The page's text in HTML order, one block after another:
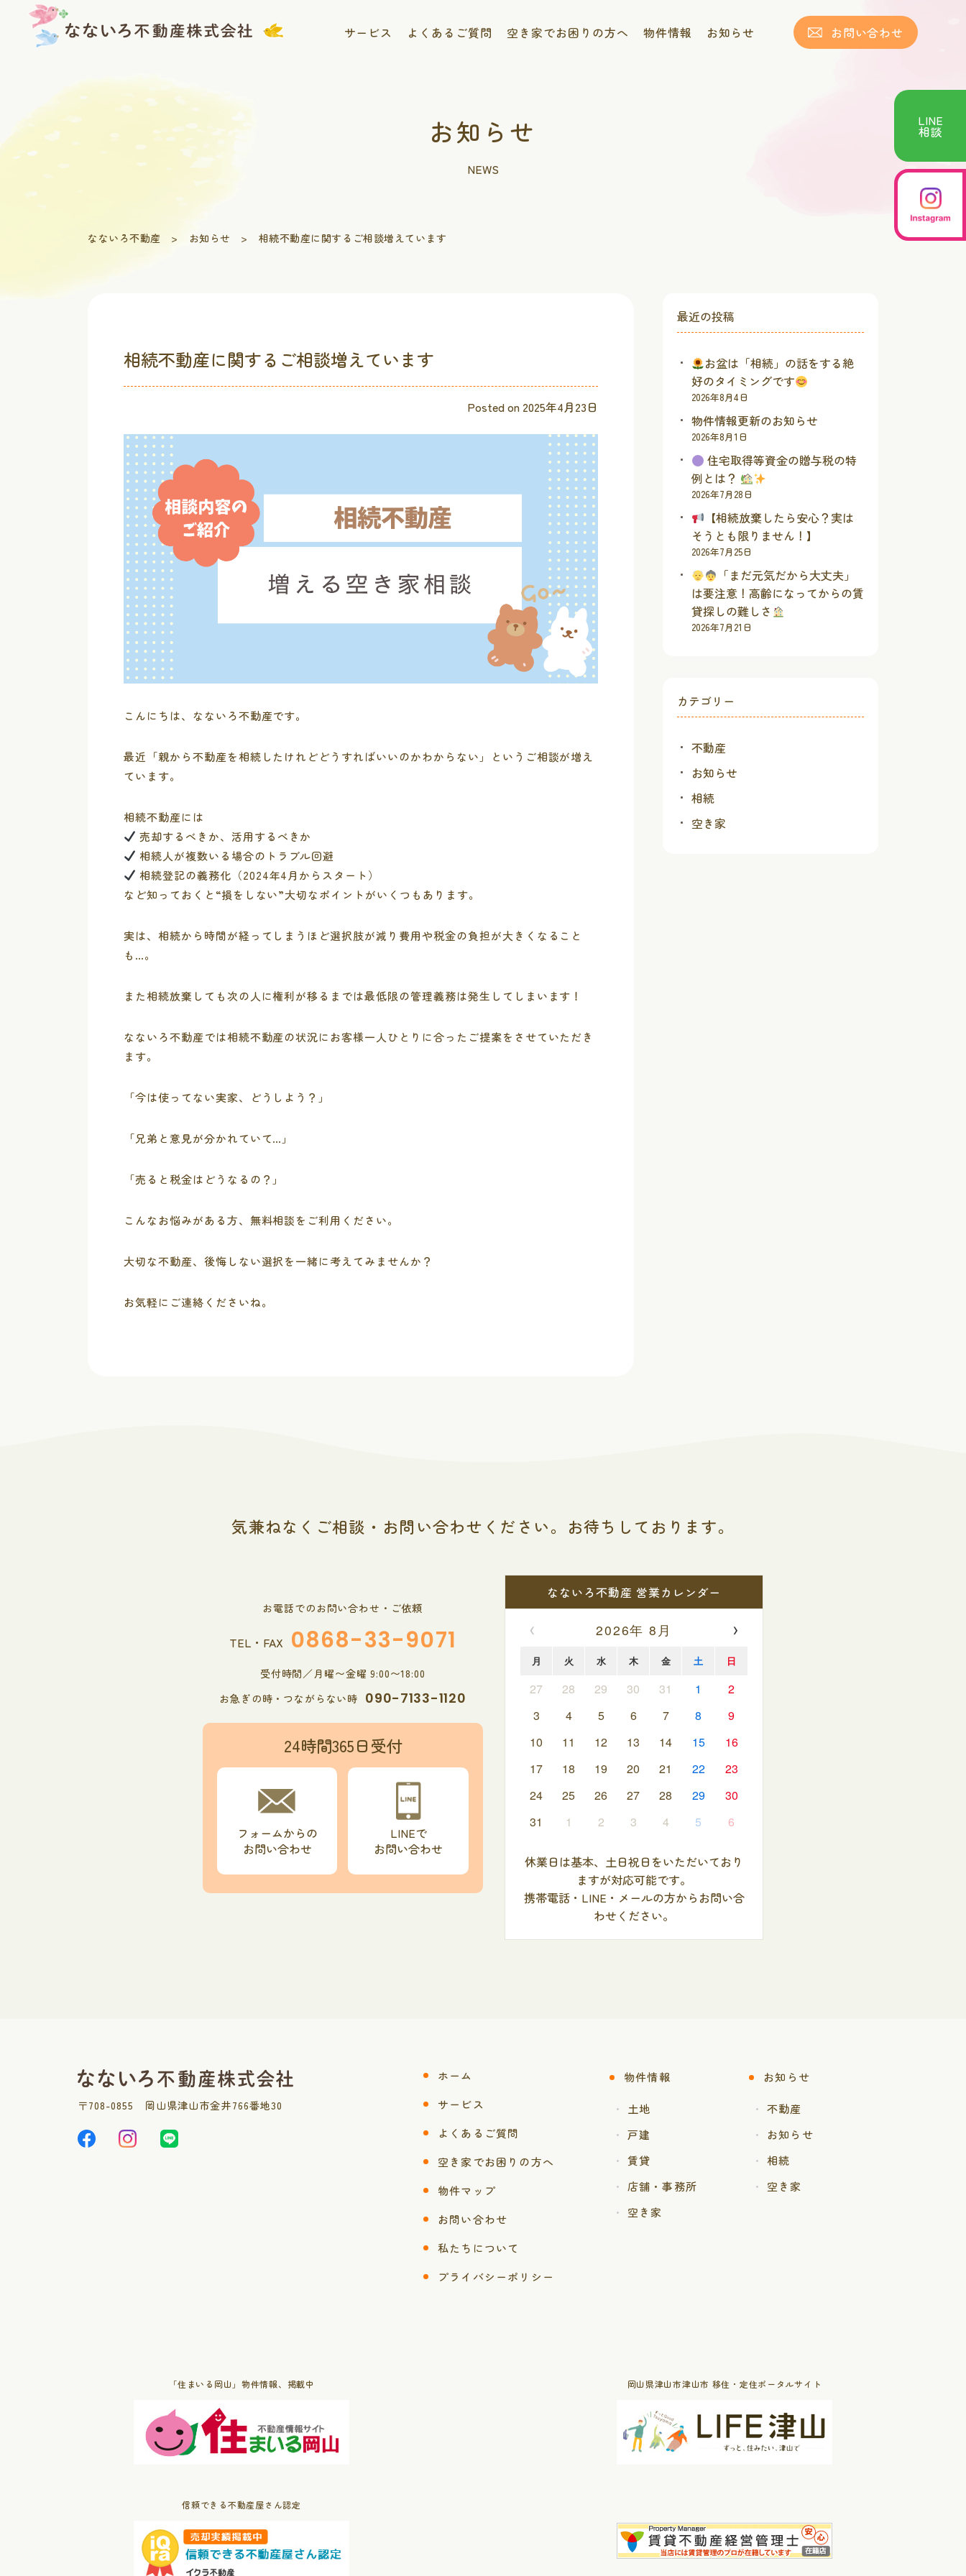
content サービス よくあるご質問 空き家でお困りの方へ 物件情報 お知らせ お問い合わせ
LINE
相談
お知らせ
NEWS
なないろ不動産 > お知らせ > 相続不動産に関するご相談増えています
相続不動産に関するご相談増えています
Posted on 2025年4月23日
こんにちは、なないろ不動産です。
最近「親から不動産を相続したけれどどうすればいいのかわからない」というご相談が増え
ています。
相続不動産には
売却するべきか、活用するべきか
相続人が複数いる場合のトラブル回避
相続登記の義務化（2024年4月からスタート）
など知っておくと“損をしない”大切なポイントがいくつもあります。
実は、相続から時間が経ってしまうほど選択肢が減り費用や税金の負担が大きくなること
も…。
また相続放棄しても次の人に権利が移るまでは最低限の管理義務は発生してしまいます！
なないろ不動産では相続不動産の状況にお客様一人ひとりに合ったご提案をさせていただき
ます。
「今は使ってない実家、どうしよう？」
「兄弟と意見が分かれていて…」
「売ると税金はどうなるの？」
こんなお悩みがある方、無料相談をご利用ください。
大切な不動産、後悔しない選択を一緒に考えてみませんか？
お気軽にご連絡くださいね。
最近の投稿
お盆は「相続」の話をする絶
好のタイミングです
2026年8月4日
物件情報更新のお知らせ
2026年8月1日
住宅取得等資金の贈与税の特
例とは？
2026年7月28日
【相続放棄したら安心？実は
そうとも限りません！】
2026年7月25日
「まだ元気だから大丈夫」
は要注意！高齢になってからの賃
貸探しの難しさ
2026年7月21日
カテゴリー
不動産
お知らせ
相続
空き家
気兼ねなくご相談・お問い合わせください。 お待ちしております。
お電話でのお問い合わせ・ご依頼
TEL・FAX 0868-33-9071
受付時間／月曜〜金曜 9:00〜18:00
お急ぎの時・つながらない時 090-7133-1120
24時間365日受付
フォームからの
お問い合わせ
LINEで
お問い合わせ
なないろ不動産 営業カレンダー
‹ 2026年 8月 ›
月 火 水 木 金 土 日
27 28 29 30 31 1
2
3
4 5 6 7 8
9
10
11 12 13 14 15
16
17
18 19 20 21 22
23
24
25 26 27 28 29
30
31
1 2 3 4 5 6
休業日は基本、土日祝日をいただいており
ますが対応可能です。
携帯電話・LINE・メールの方からお問い合
わせください。
〒708-0855 岡山県津山市金井766番地30
ホーム
サービス
よくあるご質問
空き家でお困りの方へ
物件マップ
お問い合わせ
私たちについて
プライバシーポリシー
物件情報
土地
戸建
賃貸
店舗・事務所
空き家
お知らせ
不動産
お知らせ
相続
空き家
「住まいる岡山」物件情報、掲載中 岡山県津山市津山市 移住・定住ポータルサイト
信頼できる不動産屋さん認定